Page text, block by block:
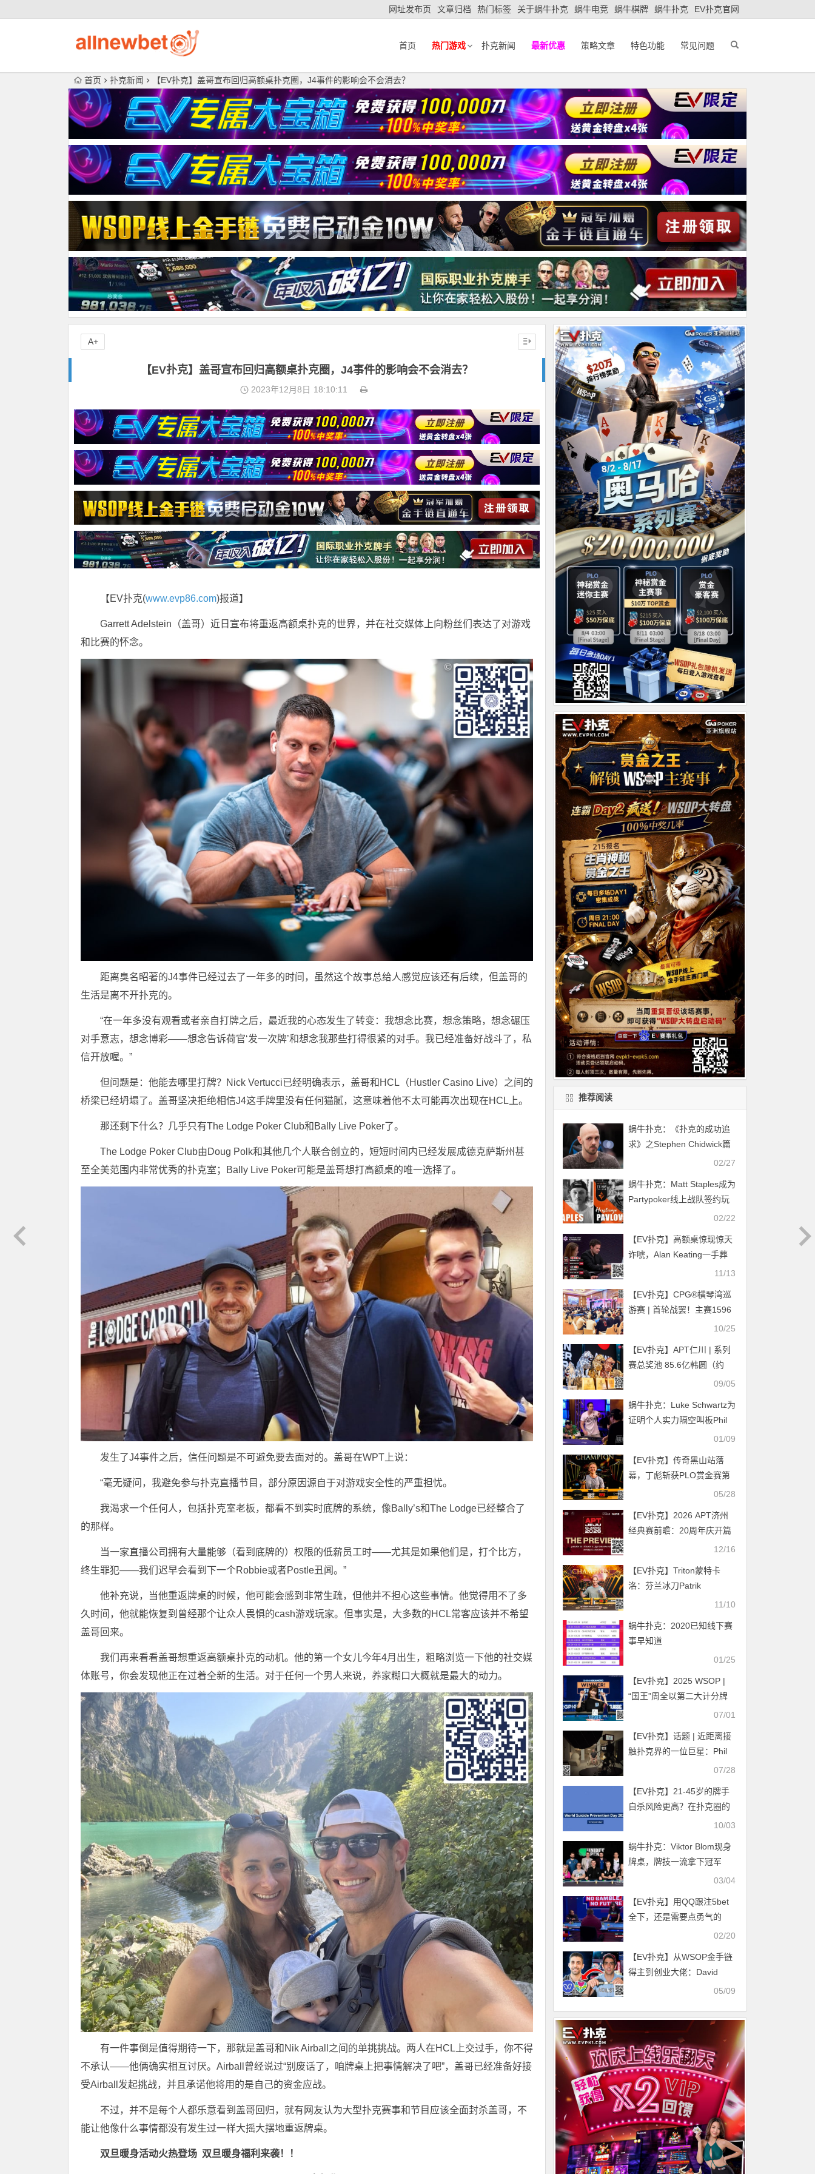
网址发布页 文章归档 热门标签 关于蜗牛扑克 蜗牛电竞 蜗牛棋牌 蜗牛扑克 EV扑克官网
首页 热门游戏 扑克新闻 最新优惠 策略文章 特色功能 常见问题
首页 扑克新闻 【EV扑克】盖哥宣布回归高额桌扑克圈，J4事件的影响会不会消去？
【EV扑克】盖哥宣布回归高额桌扑克圈，J4事件的影响会不会消去？
2023年12月8日 18:10:11
【EV扑克(www.evp86.com)报道】
Garrett Adelstein（盖哥）近日宣布将重返高额桌扑克的世界，并在社交媒体上向粉丝们表达了对游戏
和比赛的怀念。
距离臭名昭著的J4事件已经过去了一年多的时间，虽然这个故事总给人感觉应该还有后续，但盖哥的
生活是离不开扑克的。
“在一年多没有观看或者亲自打牌之后，最近我的心态发生了转变：我想念比赛，想念策略，想念碾压
对手意志，想念博彩——想念告诉荷官‘发一次牌’和想念我那些打得很紧的对手。我已经准备好战斗了，私
信开放喔。”
但问题是：他能去哪里打牌？Nick Vertucci已经明确表示，盖哥和HCL（Hustler Casino Live）之间的
桥梁已经坍塌了。盖哥坚决拒绝相信J4这手牌里没有任何猫腻，这意味着他不太可能再次出现在HCL上。
那还剩下什么？几乎只有The Lodge Poker Club和Bally Live Poker了。
The Lodge Poker Club由Doug Polk和其他几个人联合创立的，短短时间内已经发展成德克萨斯州甚
至全美范围内非常优秀的扑克室；Bally Live Poker可能是盖哥想打高额桌的唯一选择了。
发生了J4事件之后，信任问题是不可避免要去面对的。盖哥在WPT上说：
“毫无疑问，我避免参与扑克直播节目，部分原因源自于对游戏安全性的严重担忧。
我渴求一个任何人，包括扑克室老板，都看不到实时底牌的系统，像Bally’s和The Lodge已经整合了
的那样。
当一家直播公司拥有大量能够（看到底牌的）权限的低薪员工时——尤其是如果他们是，打个比方，
终生罪犯——我们迟早会看到下一个Robbie或者Postle丑闻。”
他补充说，当他重返牌桌的时候，他可能会感到非常生疏，但他并不担心这些事情。他觉得用不了多
久时间，他就能恢复到曾经那个让众人畏惧的cash游戏玩家。但事实是，大多数的HCL常客应该并不希望
盖哥回来。
我们再来看看盖哥想重返高额桌扑克的动机。他的第一个女儿今年4月出生，粗略浏览一下他的社交媒
体账号，你会发现他正在过着全新的生活。对于任何一个男人来说，养家糊口大概就是最大的动力。
有一件事倒是值得期待一下，那就是盖哥和Nik Airball之间的单挑挑战。两人在HCL上交过手，你不得
不承认——他俩确实相互讨厌。Airball曾经说过“别废话了，咱牌桌上把事情解决了吧”，盖哥已经准备好接
受Airball发起挑战，并且承诺他将用的是自己的资金应战。
不过，并不是每个人都乐意看到盖哥回归，就有网友认为大型扑克赛事和节目应该全面封杀盖哥，不
能让他像什么事情都没有发生过一样大摇大摆地重返牌桌。
双旦暖身活动火热登场 双旦暖身福利来袭！！
A+
推荐阅读
蜗牛扑克：《扑克的成功追
求》之Stephen Chidwick篇
02/27
蜗牛扑克：Matt Staples成为
Partypoker线上战队签约玩
02/22
【EV扑克】高额桌惊现惊天
诈唬，Alan Keating一手葬
11/13
【EV扑克】CPG®横琴湾巡
游赛 | 首轮战罢！主赛1596
人次参赛530人晋级第二
第一轮C组
10/25
【EV扑克】APT仁川 | 系列
赛总奖池 85.6亿韩圆（约
4,710万）；泰国 Thanisorn
09/05
蜗牛扑克：Luke Schwartz为
证明个人实力隔空叫板Phil
01/09
【EV扑克】传奇黑山站落
幕，丁彪斩获PLO赏金赛第
4，丹麦选手Martin Dam夺
05/28
【EV扑克】2026 APT济州
经典赛前瞻：20周年庆开篇
大戏！10天99场赛事，49亿
12/16
【EV扑克】Triton蒙特卡
洛：芬兰冰刀Patrik
Antonius勇夺20万邀请赛冠
11/10
蜗牛扑克：2020已知线下赛
事早知道
01/25
【EV扑克】2025 WSOP |
“国王”周全以第二大计分牌
晋级10k奥马哈锦标赛day 3
07/01
【EV扑克】话题 | 近距离接
触扑克界的一位巨星：Phil
07/28
【EV扑克】21-45岁的牌手
自杀风险更高？在扑克圈的
高压环境下如何自救和帮助
10/03
蜗牛扑克：Viktor Blom现身
牌桌，牌技一流拿下冠军
03/04
【EV扑克】用QQ跟注5bet
全下，还是需要点勇气的
02/20
【EV扑克】从WSOP金手链
得主到创业大佬：David
Daneshgar的扑克创业传奇
05/09